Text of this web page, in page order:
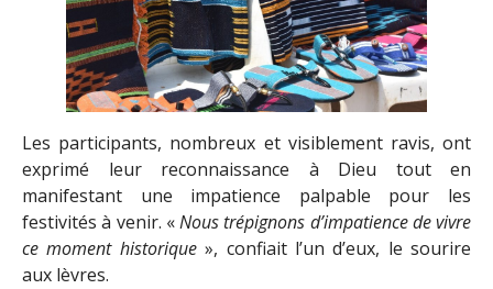
Les participants, nombreux et visiblement ravis, ont
exprimé leur reconnaissance à Dieu tout en
manifestant une impatience palpable pour les
festivités à venir. «Nous trépignons d’impatience de vivre
ce moment historique», confiait l’un d’eux, le sourire
aux lèvres.